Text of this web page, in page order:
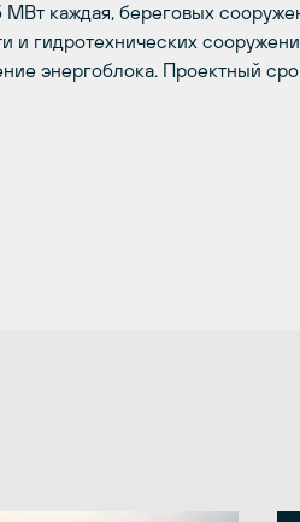
каждая, береговых
и гидротехнических
энергоблока. Проектный